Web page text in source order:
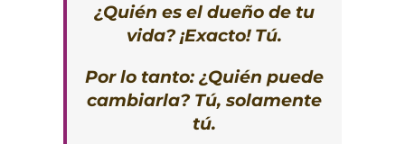
¿Quién es el dueño de tu
vida? ¡Exacto! Tú.
Por lo tanto: ¿Quién puede
cambiarla? Tú, solamente
tú.